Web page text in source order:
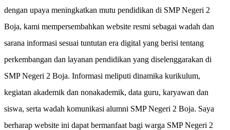
dengan upaya meningkatkan mutu pendidikan di SMP Negeri 2
Boja, kami mempersembahkan website resmi sebagai wadah dan
sarana informasi sesuai tuntutan era digital yang berisi tentang
perkembangan dan layanan pendidikan yang diselenggarakan di
SMP Negeri 2 Boja. Informasi meliputi dinamika kurikulum,
kegiatan akademik dan nonakademik, data guru, karyawan dan
siswa, serta wadah komunikasi alumni SMP Negeri 2 Boja. Saya
berharap website ini dapat bermanfaat bagi warga SMP Negeri 2